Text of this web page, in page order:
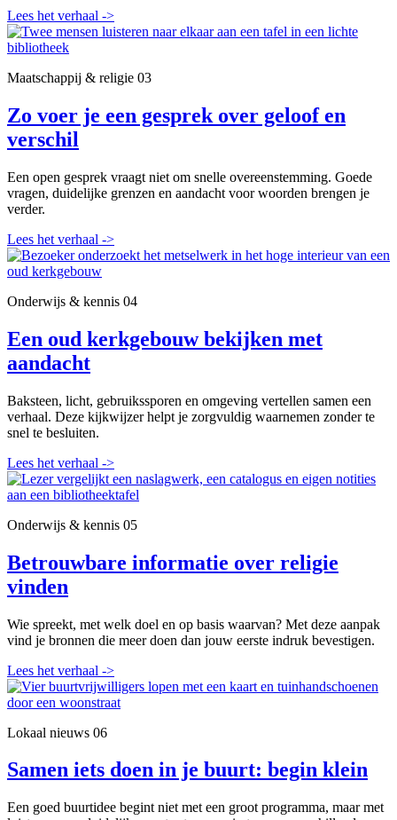
Lees het verhaal ->
Maatschappij & religie 03
Zo voer je een gesprek over geloof en
verschil
Een open gesprek vraagt niet om snelle overeenstemming. Goede
vragen, duidelijke grenzen en aandacht voor woorden brengen je
verder.
Lees het verhaal ->
Onderwijs & kennis 04
Een oud kerkgebouw bekijken met
aandacht
Baksteen, licht, gebruikssporen en omgeving vertellen samen een
verhaal. Deze kijkwijzer helpt je zorgvuldig waarnemen zonder te
snel te besluiten.
Lees het verhaal ->
Onderwijs & kennis 05
Betrouwbare informatie over religie
vinden
Wie spreekt, met welk doel en op basis waarvan? Met deze aanpak
vind je bronnen die meer doen dan jouw eerste indruk bevestigen.
Lees het verhaal ->
Lokaal nieuws 06
Samen iets doen in je buurt: begin klein
Een goed buurtidee begint niet met een groot programma, maar met